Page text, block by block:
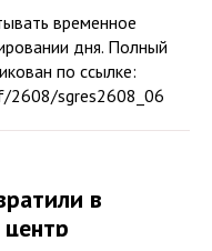
временное
дня. Полный
по ссылке:
sgres2608_06
в